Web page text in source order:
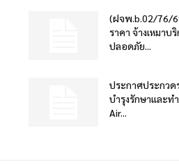
(ฝจพ.b.02/76/
ราคา จ้างเหมาบ
ปลอดภัย...
ประกาศประกวด
บำรุงรักษาและท
Air...